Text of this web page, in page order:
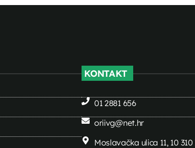
KONTAKT
01 2881 656
oriivg@net.hr
Moslavačka ulica 11, 10